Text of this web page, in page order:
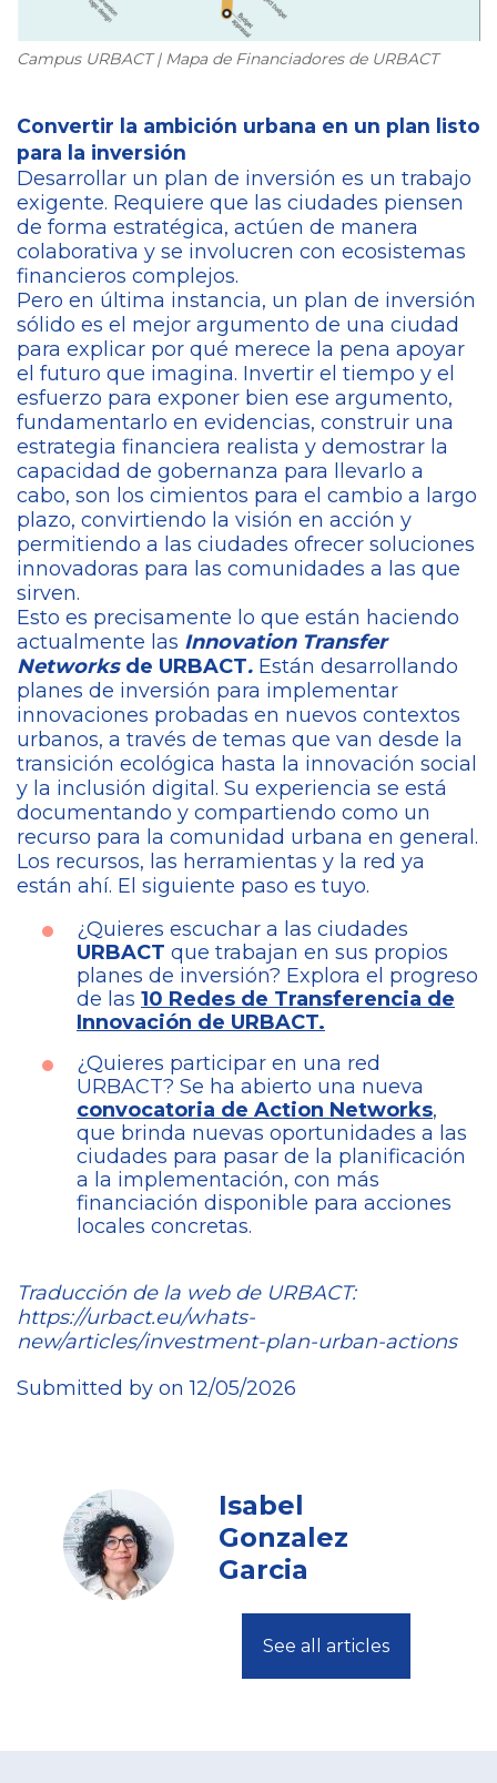
Campus URBACT | Mapa de Financiadores de URBACT
Convertir la ambición urbana en un plan listo
para la inversión
Desarrollar un plan de inversión es un trabajo
exigente. Requiere que las ciudades piensen
de forma estratégica, actúen de manera
colaborativa y se involucren con ecosistemas
financieros complejos.
Pero en última instancia, un plan de inversión
sólido es el mejor argumento de una ciudad
para explicar por qué merece la pena apoyar
el futuro que imagina. Invertir el tiempo y el
esfuerzo para exponer bien ese argumento,
fundamentarlo en evidencias, construir una
estrategia financiera realista y demostrar la
capacidad de gobernanza para llevarlo a
cabo, son los cimientos para el cambio a largo
plazo, convirtiendo la visión en acción y
permitiendo a las ciudades ofrecer soluciones
innovadoras para las comunidades a las que
sirven.
Esto es precisamente lo que están haciendo
actualmente las Innovation Transfer
Networks de URBACT. Están desarrollando
planes de inversión para implementar
innovaciones probadas en nuevos contextos
urbanos, a través de temas que van desde la
transición ecológica hasta la innovación social
y la inclusión digital. Su experiencia se está
documentando y compartiendo como un
recurso para la comunidad urbana en general.
Los recursos, las herramientas y la red ya
están ahí. El siguiente paso es tuyo.
¿Quieres escuchar a las ciudades
URBACT que trabajan en sus propios
planes de inversión? Explora el progreso
de las 10 Redes de Transferencia de
Innovación de URBACT.
¿Quieres participar en una red
URBACT? Se ha abierto una nueva
convocatoria de Action Networks,
que brinda nuevas oportunidades a las
ciudades para pasar de la planificación
a la implementación, con más
financiación disponible para acciones
locales concretas.
Traducción de la web de URBACT:
https://urbact.eu/whats-
new/articles/investment-plan-urban-actions
Submitted by on 12/05/2026
Isabel
Gonzalez
Garcia
See all articles